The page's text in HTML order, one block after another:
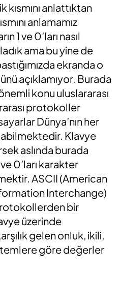
anlattıktan
anlamamız
1 ve 0’ları nasıl
ama bu yine de
ekranda o
açıklamıyor. Burada
konu uluslararası
protokoller
Dünya’nın her
Klavye
aslında burada
0’ları karakter
ASCII (American
Interchange)
bir
üzerinde
gelen onluk, ikili,
göre değerler